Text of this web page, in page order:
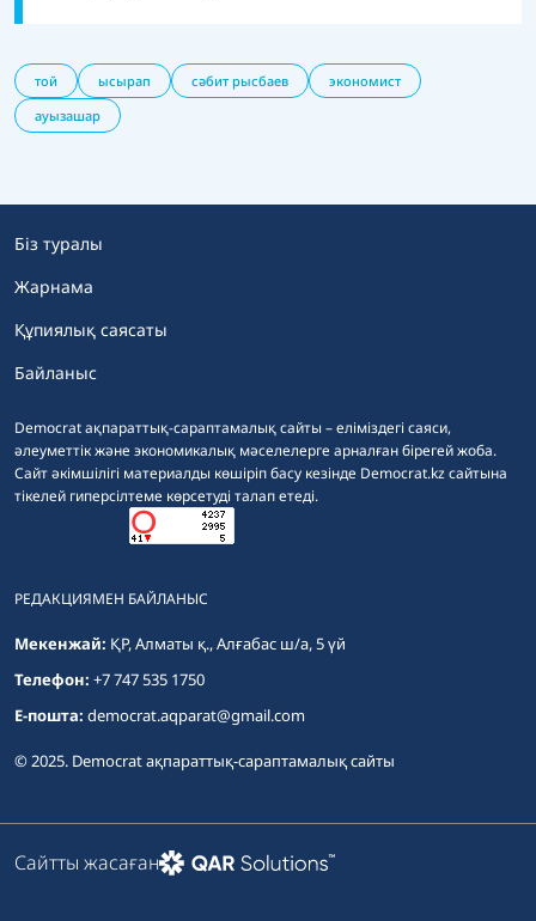
той ысырап сәбит рысбаев
экономист
ауызашар
Democrat ақпараттық-сараптамалық сайты – еліміздегі саяси,
әлеуметтік және экономикалық мәселелерге арналған бірегей жоба.
Сайт әкімшілігі материалды көшіріп басу кезінде Democrat.kz сайтына
тікелей гиперсілтеме көрсетуді талап етеді.
Біз туралы
Жарнама
Құпиялық саясаты
Байланыс
РЕДАКЦИЯМЕН БАЙЛАНЫС
Мекенжай: ҚР, Алматы қ., Алғабас ш/а, 5 үй
Телефон: +7 747 535 1750
E-пошта: democrat.aqparat@gmail.com
© 2025. Democrat ақпараттық-сараптамалық сайты
Сайтты жасаған